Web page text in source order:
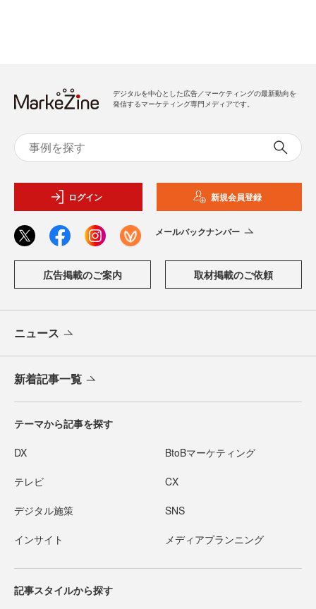
デジタルを中心とした広告／マーケティングの最新動向を
発信するマーケティング専門メディアです。
ログイン 新規会員登録
メールバックナンバー
広告掲載のご案内 取材掲載のご依頼
ニュース
新着記事一覧
テーマから記事を探す
DX BtoBマーケティング
テレビ CX
デジタル施策 SNS
インサイト メディアプランニング
記事スタイルから探す